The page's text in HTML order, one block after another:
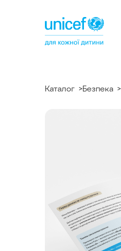
ЮНІСЕФ
Каталог Безпека